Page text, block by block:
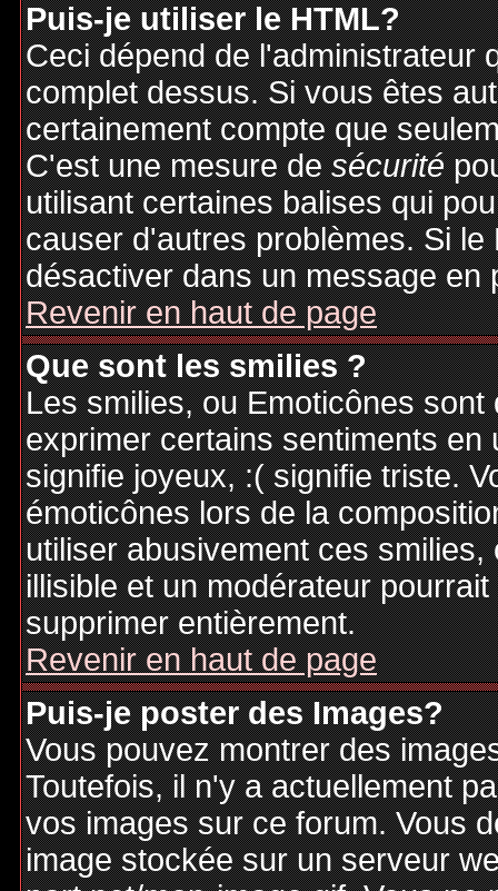
Puis-je utiliser le HTML?
Ceci dépend de l'administrateur
complet dessus. Si vous êtes
certainement compte que
C'est une mesure desécurité
utilisant certaines balises qui
causer d'autres problèmes. Si
désactiver dans un message en
Revenir en haut de page
Que sont les smilies ?
Les smilies, ou Emoticônes
exprimer certains sentiments
signifie joyeux, :( signifie triste.
émoticônes lors de la
utiliser abusivement ces
illisible et un modérateur
supprimer entièrement.
Revenir en haut de page
Puis-je poster des Images?
Vous pouvez montrer des
Toutefois, il n'y a actuellement
vos images sur ce forum. Vous
image stockée sur un serveur